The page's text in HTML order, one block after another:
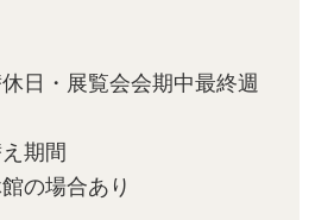
日・展覧会会期中最終週
期間
の場合あり